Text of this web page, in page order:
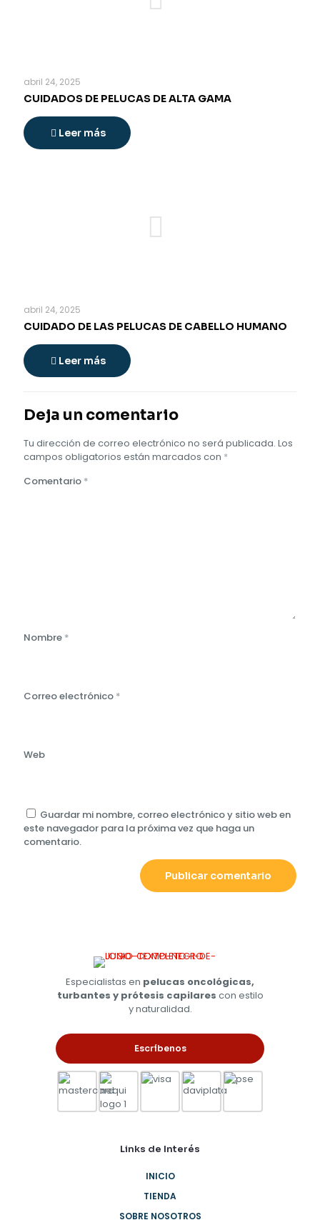
abril 24, 2025
CUIDADOS DE PELUCAS DE ALTA GAMA
Leer más
abril 24, 2025
CUIDADO DE LAS PELUCAS DE CABELLO HUMANO
Leer más
Deja un comentario
Tu dirección de correo electrónico no será publicada. Los
campos obligatorios están marcados con *
Comentario *
Nombre *
Correo electrónico *
Web
Guardar mi nombre, correo electrónico y sitio web en
este navegador para la próxima vez que haga un
comentario.
Especialistas en pelucas oncológicas,
turbantes y prótesis capilares con estilo
y naturalidad.
Escríbenos
Links de Interés
INICIO
TIENDA
SOBRE NOSOTROS